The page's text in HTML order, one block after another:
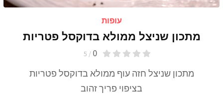
עופות
מתכון שניצל ממולא בדוקסל פטריות
0
/ 5
מתכון שניצל חזה עוף ממולא בדוקסל פטריות
בציפוי פריך זהוב